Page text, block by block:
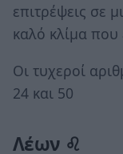
επιτρέψεις σε
καλό κλίμα που
Οι τυχεροί
24 και 50
Λέων ♌